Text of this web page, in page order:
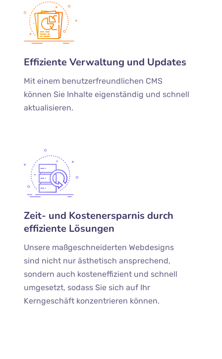
Effiziente Verwaltung und Updates
Mit einem benutzerfreundlichen CMS
können Sie Inhalte eigenständig und schnell
aktualisieren.
Zeit- und Kostenersparnis durch
effiziente Lösungen
Unsere maßgeschneiderten Webdesigns
sind nicht nur ästhetisch ansprechend,
sondern auch kosteneffizient und schnell
umgesetzt, sodass Sie sich auf Ihr
Kerngeschäft konzentrieren können.